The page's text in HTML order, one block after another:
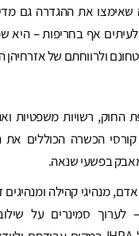
שאימצו את ההגדרה גם
אף בחריפות – היא
ולרווחתם של אזרחיהן
החוק, רשויות משפטיות
בפשעי שנאה.
אדם, מנהיגי קהילה
לערוך סמינרים על